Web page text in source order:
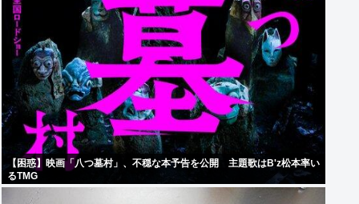
【困惑】映画「八つ墓村」、不穏な本予告を公開 主題歌はB'z松本率い
るTMG